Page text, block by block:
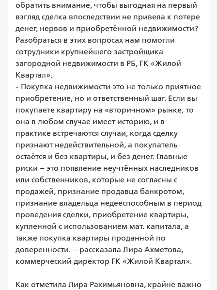
обратить внимание, чтобы выгодная на первый
взгляд сделка впоследствии не привела к потере
денег, нервов и приобретённой недвижимости?
Разобраться в этих вопросах нам помогли
сотрудники крупнейшего застройщика
загородной недвижимости в РБ, ГК «Жилой
Квартал».
- Покупка недвижимости это не только приятное
приобретение, но и ответственный шаг. Если вы
покупаете квартиру на «вторичном» рынке, то
она в любом случае имеет историю, и в
практике встречаются случаи, когда сделку
признают недействительной, а покупатель
остаётся и без квартиры, и без денег. Главные
риски – это появление неучтённых наследников
или собственников, которые не согласны с
продажей, признание продавца банкротом,
признание владельца недееспособным в период
проведения сделки, приобретение квартиры,
купленной с использованием мат. капитала, а
также покупка квартиры проданной по
доверенности. – рассказала Лира Ахметова,
коммерческий директор ГК «Жилой Квартал».
Как отметила Лира Рахимьяновна, крайне важно